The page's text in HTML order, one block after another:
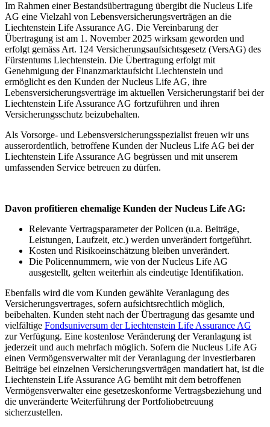
Im Rahmen einer Bestandsübertragung übergibt die Nucleus Life
AG eine Vielzahl von Lebensversicherungsverträgen an die
Liechtenstein Life Assurance AG. Die Vereinbarung der
Übertragung ist am 1. November 2025 wirksam geworden und
erfolgt gemäss Art. 124 Versicherungsaufsichtsgesetz (VersAG) des
Fürstentums Liechtenstein. Die Übertragung erfolgt mit
Genehmigung der Finanzmarktaufsicht Liechtenstein und
ermöglicht es den Kunden der Nucleus Life AG, ihre
Lebensversicherungsverträge im aktuellen Versicherungstarif bei der
Liechtenstein Life Assurance AG fortzuführen und ihren
Versicherungsschutz beizubehalten.
Als Vorsorge- und Lebensversicherungsspezialist freuen wir uns
ausserordentlich, betroffene Kunden der Nucleus Life AG bei der
Liechtenstein Life Assurance AG begrüssen und mit unserem
umfassenden Service betreuen zu dürfen.
Davon profitieren ehemalige Kunden der Nucleus Life AG:
Relevante Vertragsparameter der Policen (u.a. Beiträge,
Leistungen, Laufzeit, etc.) werden unverändert fortgeführt.
Kosten und Risikoeinschätzung bleiben unverändert.
Die Policennummern, wie von der Nucleus Life AG
ausgestellt, gelten weiterhin als eindeutige Identifikation.
Ebenfalls wird die vom Kunden gewählte Veranlagung des
Versicherungsvertrages, sofern aufsichtsrechtlich möglich,
beibehalten. Kunden steht nach der Übertragung das gesamte und
vielfältige Fondsuniversum der Liechtenstein Life Assurance AG
zur Verfügung. Eine kostenlose Veränderung der Veranlagung ist
jederzeit und auch mehrfach möglich. Sofern die Nucleus Life AG
einen Vermögensverwalter mit der Veranlagung der investierbaren
Beiträge bei einzelnen Versicherungsverträgen mandatiert hat, ist die
Liechtenstein Life Assurance AG bemüht mit dem betroffenen
Vermögensverwalter eine gesetzeskonforme Vertragsbeziehung und
die unveränderte Weiterführung der Portfoliobetreuung
sicherzustellen.